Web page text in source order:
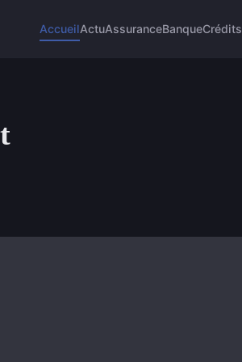
AccueilActuAssuranceBanqueCrédits